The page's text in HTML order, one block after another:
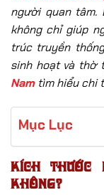
người quan
không chỉ giúp
trúc truyền
sinh hoạt và thờ
Namtìm hiểu chi
Mục Lục
Kích thước
không?